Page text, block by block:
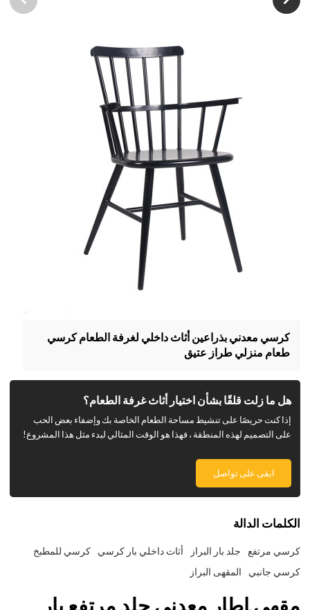
كرسي معدني بذراعين أثاث داخلي لغرفة الطعام كرسي
طعام منزلي طراز عتيق
هل ما زلت قلقًا بشأن اختيار أثاث غرفة الطعام؟
إذا كنت حريصًا على تنشيط مساحة الطعام الخاصة بك وإضفاء بعض الحب
على التصميم لهذه المنطقة ، فهذا هو الوقت المثالي لبدء مثل هذا المشروع!
ابقى على تواصل
الكلمات الدالة
كرسي مرتفع جلد بار البراز أثاث داخلي بار كرسي
كرسي للمطبخ
كرسي جانبي
المقهى البراز
مقهى إطار معدني جلد مرتفع بار